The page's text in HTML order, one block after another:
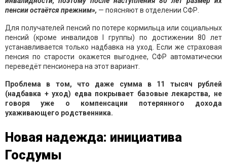
пенсии остаётся прежним», — поясняют в отделении СФР.
Для получателей пенсий по потере кормильца или социальных
пенсий (кроме инвалидов I группы) по достижении 80 лет
устанавливается только надбавка на уход. Если же страховая
пенсия по старости окажется выгоднее, СФР автоматически
переведёт пенсионера на этот вариант.
Проблема в том, что даже сумма в 11 тысяч рублей
(надбавка + уход) едва покрывает базовые лекарства, не
говоря уже о компенсации потерянного дохода
ухаживающего родственника.
Новая надежда: инициатива
Госдумы